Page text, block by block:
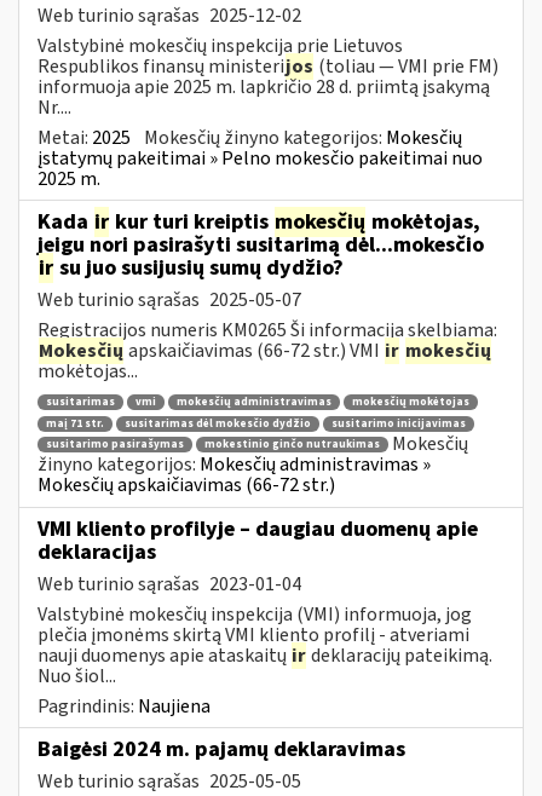
Web turinio sąrašas 2025-12-02
Valstybinė mokesčių inspekcija prie Lietuvos
Respublikos finansų ministerijos (toliau — VMI prie FM)
informuoja apie 2025 m. lapkričio 28 d. priimtą įsakymą
Nr....
Metai: 2025 Mokesčių žinyno kategorijos: Mokesčių
įstatymų pakeitimai » Pelno mokesčio pakeitimai nuo
2025 m.
Kada ir kur turi kreiptis mokesčių mokėtojas,
jeigu nori pasirašyti susitarimą dėl...mokesčio
ir su juo susijusių sumų dydžio?
Web turinio sąrašas 2025-05-07
Registracijos numeris KM0265 Ši informacija skelbiama:
Mokesčių apskaičiavimas (66-72 str.) VMI ir mokesčių
mokėtojas...
susitarimas vmi mokesčių administravimas
mokesčių mokėtojas
maį 71 str.
susitarimas dėl mokesčio dydžio
susitarimo inicijavimas
susitarimo pasirašymas
mokestinio ginčo nutraukimas
Mokesčių
žinyno kategorijos: Mokesčių administravimas »
Mokesčių apskaičiavimas (66-72 str.)
VMI kliento profilyje – daugiau duomenų apie
deklaracijas
Web turinio sąrašas 2023-01-04
Valstybinė mokesčių inspekcija (VMI) informuoja, jog
plečia įmonėms skirtą VMI kliento profilį - atveriami
nauji duomenys apie ataskaitų irdeklaracijų pateikimą.
Nuo šiol...
Pagrindinis: Naujiena
Baigėsi 2024 m. pajamų deklaravimas
Web turinio sąrašas 2025-05-05